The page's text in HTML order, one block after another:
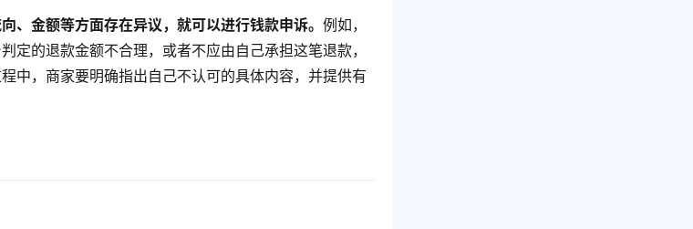
、金额等方面存在异议，就可以进行钱款申诉。例如，
定的退款金额不合理，或者不应由自己承担这笔退款，
中，商家要明确指出自己不认可的具体内容，并提供有